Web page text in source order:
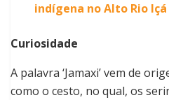
indígena no Alto Rio Içá
Curiosidade
A palavra ‘Jamaxi’ vem de
como o cesto, no qual, os